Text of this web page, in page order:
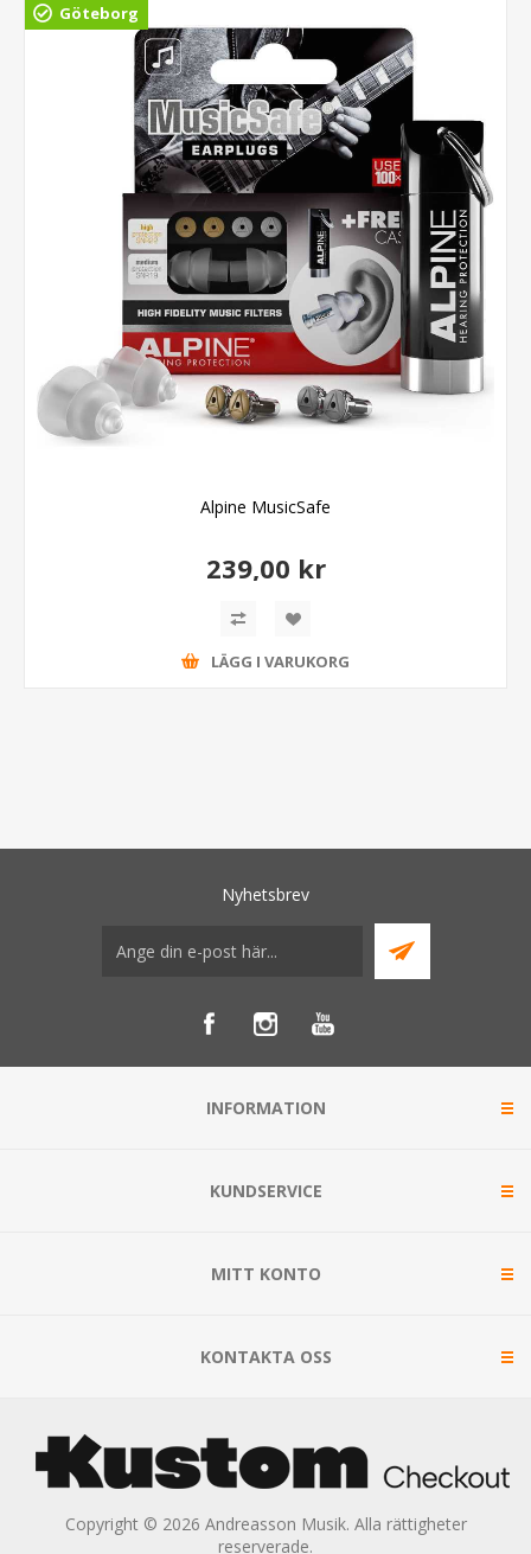
Göteborg
Alpine MusicSafe
239,00 kr
LÄGG I VARUKORG
Nyhetsbrev
INFORMATION
KUNDSERVICE
MITT KONTO
KONTAKTA OSS
Copyright © 2026 Andreasson Musik. Alla rättigheter
reserverade.